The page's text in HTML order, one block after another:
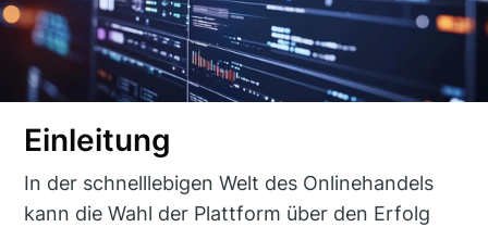
Einleitung
In der schnelllebigen Welt des Onlinehandels
kann die Wahl der Plattform über den Erfolg